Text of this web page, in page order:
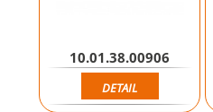
10.01.38.00906
DETAIL